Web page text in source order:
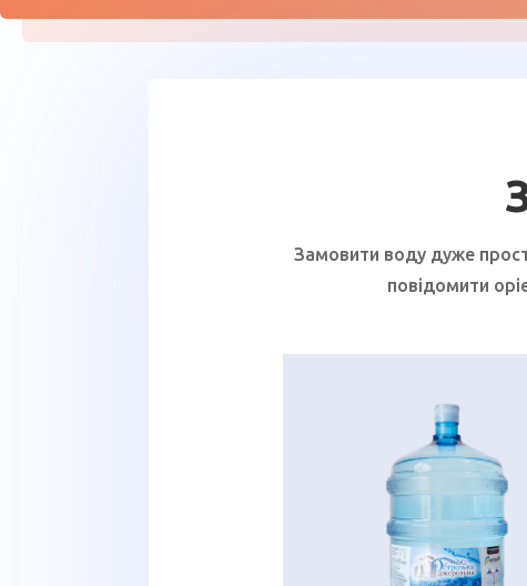
Замовити воду дуже
повідомити